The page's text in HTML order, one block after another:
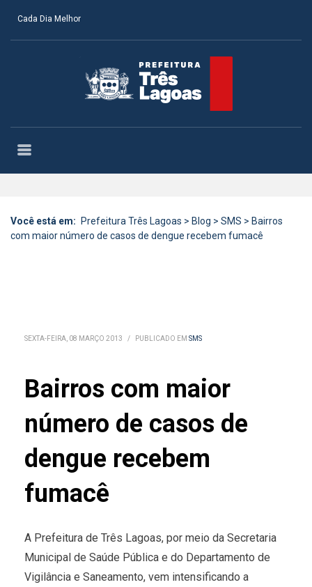
Cada Dia Melhor
Você está em: Prefeitura Três Lagoas > Blog > SMS > Bairros
com maior número de casos de dengue recebem fumacê
SEXTA-FEIRA, 08 MARÇO 2013 / PUBLICADO EM SMS
Bairros com maior
número de casos de
dengue recebem
fumacê
A Prefeitura de Três Lagoas, por meio da Secretaria
Municipal de Saúde Pública e do Departamento de
Vigilância e Saneamento, vem intensificando a